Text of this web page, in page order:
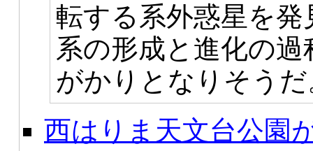
転する系外惑星を
系の形成と進化の
がかりとなりそうだ
西はりま天文台公園